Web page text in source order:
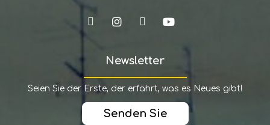
Newsletter
Seien Sie der Erste, der erfährt, was es Neues gibt!
Senden Sie